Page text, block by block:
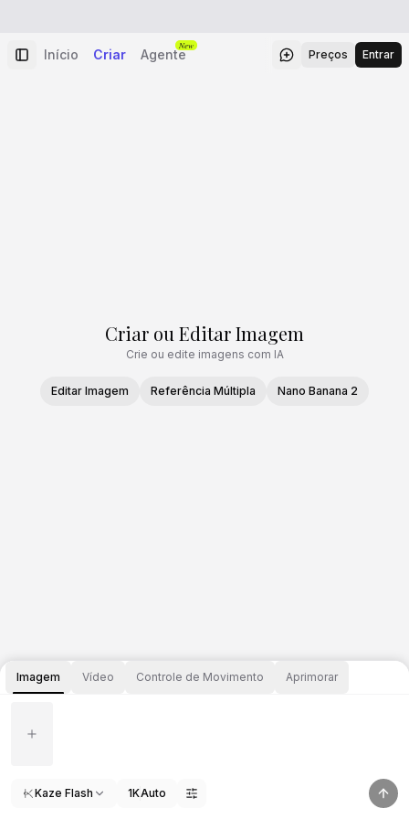
Início Criar Agente
New
Preços Entrar
Criar ou Editar Imagem
Crie ou edite imagens com IA
Editar Imagem Referência Múltipla Nano Banana 2
Imagem Vídeo Controle de Movimento Aprimorar
Kaze Flash 1KAuto